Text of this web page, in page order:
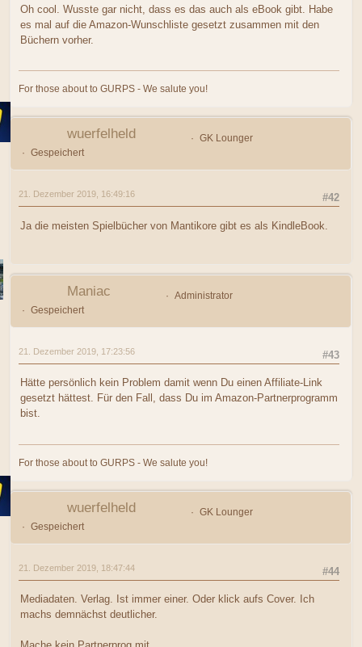
Oh cool. Wusste gar nicht, dass es das auch als eBook gibt. Habe
es mal auf die Amazon-Wunschliste gesetzt zusammen mit den
Büchern vorher.
For those about to GURPS - We salute you!
wuerfelheld
GK Lounger
Gespeichert
#42
21. Dezember 2019, 16:49:16
Ja die meisten Spielbücher von Mantikore gibt es als KindleBook.
Maniac
Administrator
Gespeichert
#43
21. Dezember 2019, 17:23:56
Hätte persönlich kein Problem damit wenn Du einen Affiliate-Link
gesetzt hättest. Für den Fall, dass Du im Amazon-Partnerprogramm
bist.
For those about to GURPS - We salute you!
wuerfelheld
GK Lounger
Gespeichert
#44
21. Dezember 2019, 18:47:44
Mediadaten. Verlag. Ist immer einer. Oder klick aufs Cover. Ich
machs demnächst deutlicher.